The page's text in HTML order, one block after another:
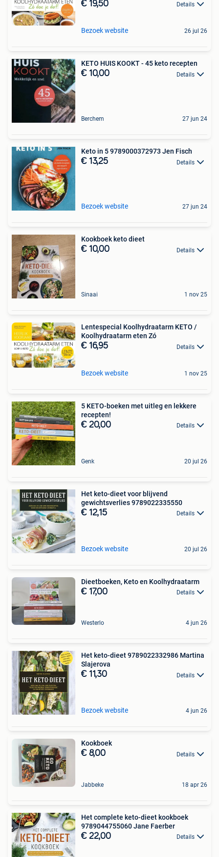
€ 19,50 Details
Bezoek website 26 jul 26
KETO HUIS KOOKT - 45 keto recepten
€ 10,00 Details
Berchem 27 jun 24
Keto in 5 9789000372973 Jen Fisch
€ 13,25 Details
Bezoek website 27 jun 24
Kookboek keto dieet
€ 10,00 Details
Sinaai 1 nov 25
Lentespecial Koolhydraatarm KETO /
Koolhydraatarm eten Zó
€ 16,95 Details
Bezoek website 1 nov 25
5 KETO-boeken met uitleg en lekkere
recepten!
€ 20,00 Details
Genk 20 jul 26
Het keto-dieet voor blijvend
gewichtsverlies 9789022335550
€ 12,15 Details
Bezoek website 20 jul 26
Dieetboeken, Keto en Koolhydraatarm
€ 17,00 Details
Westerlo 4 jun 26
Het keto-dieet 9789022332986 Martina
Slajerova
€ 11,30 Details
Bezoek website 4 jun 26
Kookboek
€ 8,00 Details
Jabbeke 18 apr 26
Het complete keto-dieet kookboek
9789044755060 Jane Faerber
€ 22,00 Details